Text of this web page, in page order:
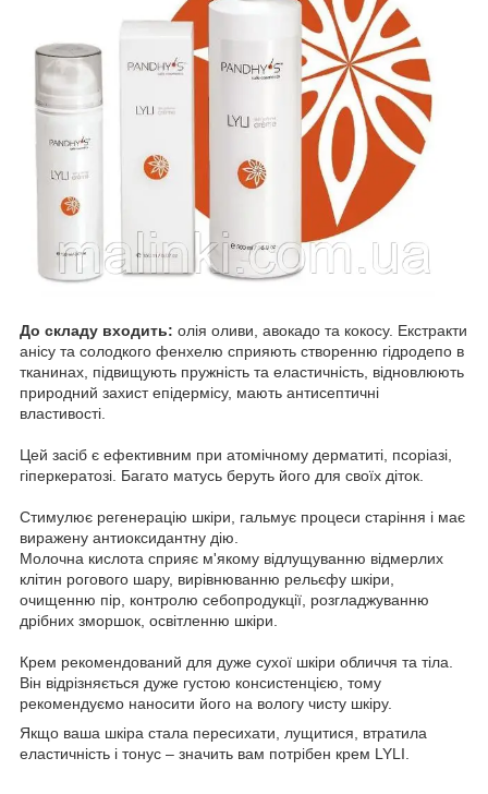
До складу входить: олія оливи, авокадо та кокосу. Екстракти
анісу та солодкого фенхелю сприяють створенню гідродепо в
тканинах, підвищують пружність та еластичність, відновлюють
природний захист епідермісу, мають антисептичні
властивості.
Цей засіб є ефективним при атомічному дерматиті, псоріазі,
гіперкератозі. Багато матусь беруть його для своїх діток.
Стимулює регенерацію шкіри, гальмує процеси старіння і має
виражену антиоксидантну дію.
Молочна кислота сприяє м'якому відлущуванню відмерлих
клітин рогового шару, вирівнюванню рельєфу шкіри,
очищенню пір, контролю себопродукції, розгладжуванню
дрібних зморшок, освітленню шкіри.
Крем рекомендований для дуже сухої шкіри обличчя та тіла.
Він відрізняється дуже густою консистенцією, тому
рекомендуємо наносити його на вологу чисту шкіру.
Якщо ваша шкіра стала пересихати, лущитися, втратила
еластичність і тонус – значить вам потрібен крем LYLI.